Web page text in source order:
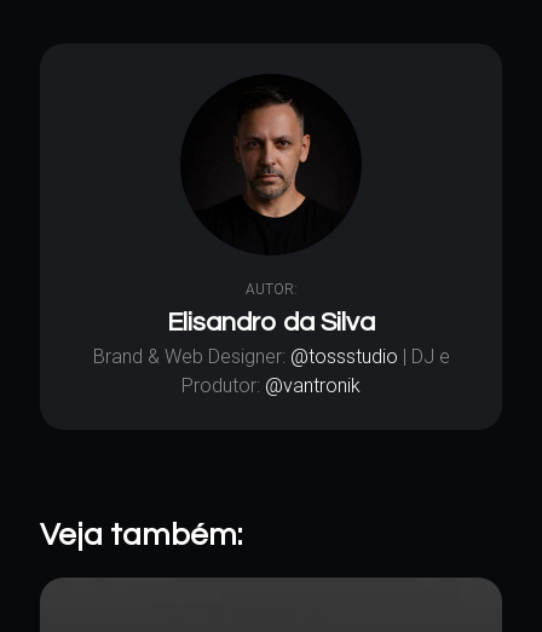
AUTOR:
Elisandro da Silva
Brand & Web Designer: @tossstudio | DJ e
Produtor: @vantronik
Veja também: